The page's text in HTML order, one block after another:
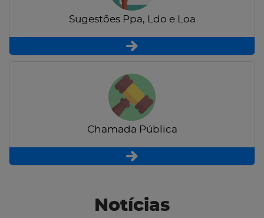
Sugestões Ppa, Ldo e Loa
Chamada Pública
Notícias